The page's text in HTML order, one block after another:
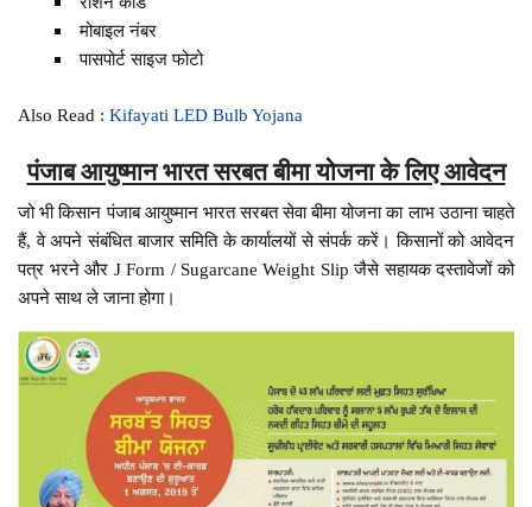
मोबाइल नंबर
पासपोर्ट साइज फोटो
Also Read :Kifayati LED Bulb Yojana
पंजाब आयुष्मान भारत सरबत बीमा योजना के लिए आवेदन
जो भी किसान पंजाब आयुष्मान भारत सरबत सेवा बीमा योजना का लाभ उठाना चाहते
हैं, वे अपने संबंधित बाजार समिति के कार्यालयों से संपर्क करें। किसानों को आवेदन
पत्र भरने और J Form / Sugarcane Weight Slip जैसे सहायक दस्तावेजों को
अपने साथ ले जाना होगा।